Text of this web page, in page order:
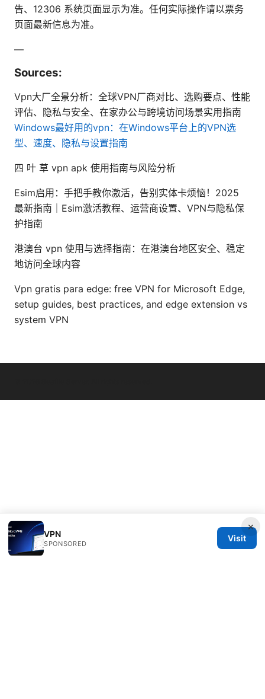
告、12306 系统页面显示为准。任何实际操作请以票务
页面最新信息为准。
—
Sources:
Vpn大厂全景分析：全球VPN厂商对比、选购要点、性能
评估、隐私与安全、在家办公与跨境访问场景实用指南
Windows最好用的vpn：在Windows平台上的VPN选
型、速度、隐私与设置指南
四 叶 草 vpn apk 使用指南与风险分析
Esim启用：手把手教你激活，告别实体卡烦恼！2025
最新指南｜Esim激活教程、运营商设置、VPN与隐私保
护指南
港澳台 vpn 使用与选择指南：在港澳台地区安全、稳定
地访问全球内容
Vpn gratis para edge: free VPN for Microsoft Edge,
setup guides, best practices, and edge extension vs
system VPN
×
VPN
SPONSORED
Visit